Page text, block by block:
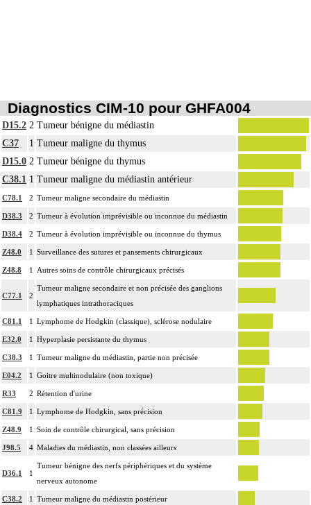
Diagnostics CIM-10 pour GHFA004
D15.2 2 Tumeur bénigne du médiastin
C37
1 Tumeur maligne du thymus
D15.0 2 Tumeur bénigne du thymus
C38.1 1 Tumeur maligne du médiastin antérieur
C78.1 2 Tumeur maligne secondaire du médiastin
D38.3 2 Tumeur à évolution imprévisible ou inconnue du médiastin
D38.4 2 Tumeur à évolution imprévisible ou inconnue du thymus
Z48.0 1 Surveillance des sutures et pansements chirurgicaux
Z48.8 1 Autres soins de contrôle chirurgicaux précisés
C77.1 2
Tumeur maligne secondaire et non précisée des ganglions
lymphatiques intrathoraciques
C81.1 1 Lymphome de Hodgkin (classique), sclérose nodulaire
E32.0 1 Hyperplasie persistante du thymus
C38.3 1 Tumeur maligne du médiastin, partie non précisée
E04.2 1 Goitre multinodulaire (non toxique)
R33 2 Rétention d'urine
C81.9 1 Lymphome de Hodgkin, sans précision
Z48.9 1 Soin de contrôle chirurgical, sans précision
J98.5 4 Maladies du médiastin, non classées ailleurs
D36.1 1
Tumeur bénigne des nerfs périphériques et du système
nerveux autonome
C38.2 1 Tumeur maligne du médiastin postérieur